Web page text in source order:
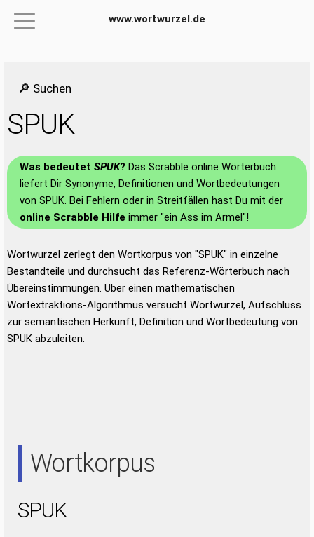
www.wortwurzel.de
🔎 Suchen
SPUK
Was bedeutet SPUK? Das Scrabble online Wörterbuch
liefert Dir Synonyme, Definitionen und Wortbedeutungen
von SPUK. Bei Fehlern oder in Streitfällen hast Du mit der
online Scrabble Hilfe immer "ein Ass im Ärmel"!
Wortwurzel zerlegt den Wortkorpus von "SPUK" in einzelne
Bestandteile und durchsucht das Referenz-Wörterbuch nach
Übereinstimmungen. Über einen mathematischen
Wortextraktions-Algorithmus versucht Wortwurzel, Aufschluss
zur semantischen Herkunft, Definition und Wortbedeutung von
SPUK abzuleiten.
Wortkorpus
SPUK